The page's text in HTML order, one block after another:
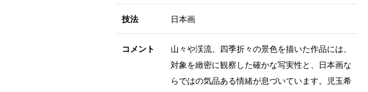
技法 日本画
コメント
山々や渓流、四季折々の景色を描いた作品には、
対象を緻密に観察した確かな写実性と、日本画な
らではの気品ある情緒が息づいています。児玉希